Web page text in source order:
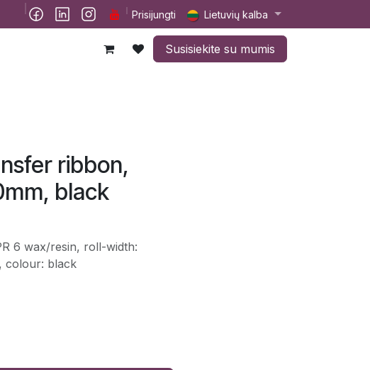
Kursai Help Darbai Susisiekite su mumis
Prisijungti Lietuvių kalba
Susisiekite su mumis
ribbon,
black
6 wax/resin, roll-width:
colour: black